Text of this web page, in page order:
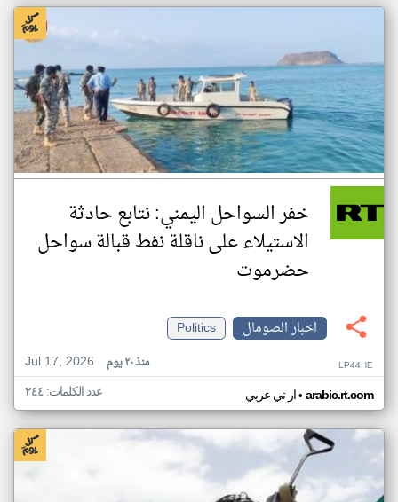
خفر السواحل اليمني: نتابع حادثة
الاستيلاء على ناقلة نفط قبالة سواحل
حضرموت
اخبار الصومال
Politics
Jul 17, 2026
منذ ٢٠ يوم LP44HE
ار تي عربي• arabic.rt.com عدد الكلمات: ٢٤٤